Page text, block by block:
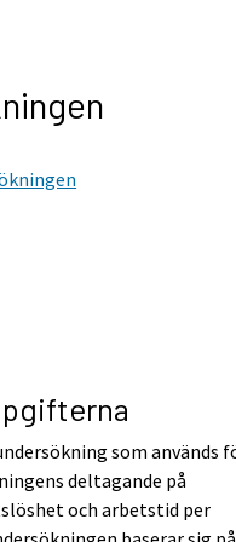
som används
deltagande på
och arbetstid per